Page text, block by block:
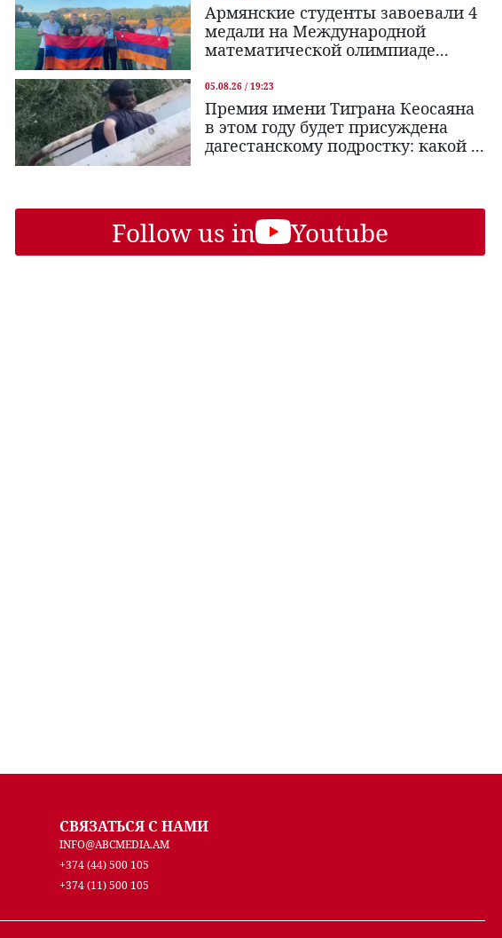
Армянские студенты завоевали 4
медали на Международной
математической олимпиаде...
05.08.26 / 19:23
Премия имени Тиграна Кеосаяна
в этом году будет присуждена
дагестанскому подростку: какой ...
Follow us in Youtube
СВЯЗАТЬСЯ С НАМИ
INFO@ABCMEDIA.AM
+374 (44) 500 105
+374 (11) 500 105